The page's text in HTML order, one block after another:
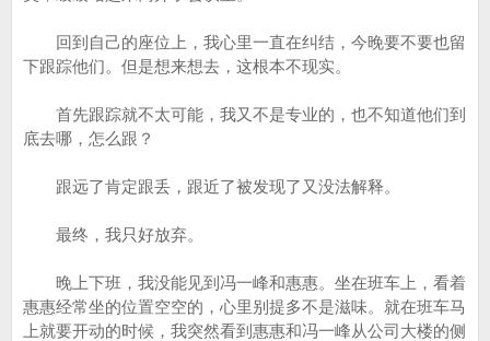
回到自己的座位上，我心里一直在纠结，今晚要不要也留
下跟踪他们。但是想来想去，这根本不现实。
首先跟踪就不太可能，我又不是专业的，也不知道他们到
底去哪，怎么跟？
跟远了肯定跟丢，跟近了被发现了又没法解释。
最终，我只好放弃。
晚上下班，我没能见到冯一峰和惠惠。坐在班车上，看着
惠惠经常坐的位置空空的，心里别提多不是滋味。就在班车马
上就要开动的时候，我突然看到惠惠和冯一峰从公司大楼的侧